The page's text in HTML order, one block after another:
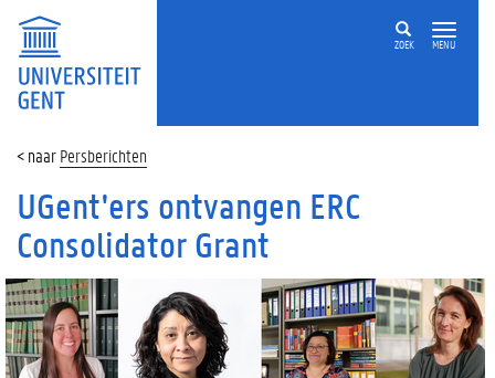
ZOEK MENU
Persberichten
UGent'ers ontvangen ERC
Consolidator Grant